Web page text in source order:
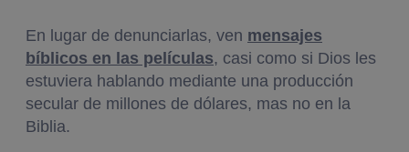
En lugar de denunciarlas, ven mensajes
bíblicos en las películas, casi como si Dios les
estuviera hablando mediante una producción
secular de millones de dólares, mas no en la
Biblia.